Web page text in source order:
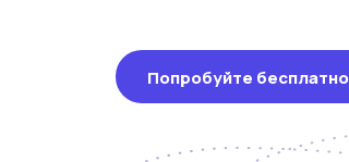
Попробуйте бесплатно